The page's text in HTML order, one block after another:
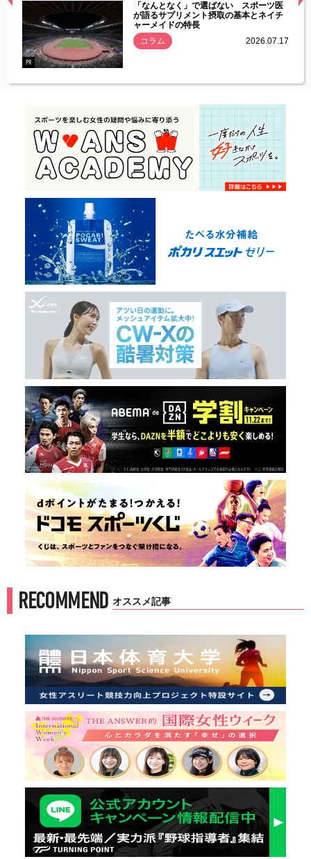
常
PR
「なんとなく」で選ばない スポーツ医
が語るサプリメント摂取の基本とネイチ
ャーメイドの特長
コラム
2026.07.17
RECOMMEND オススメ記事